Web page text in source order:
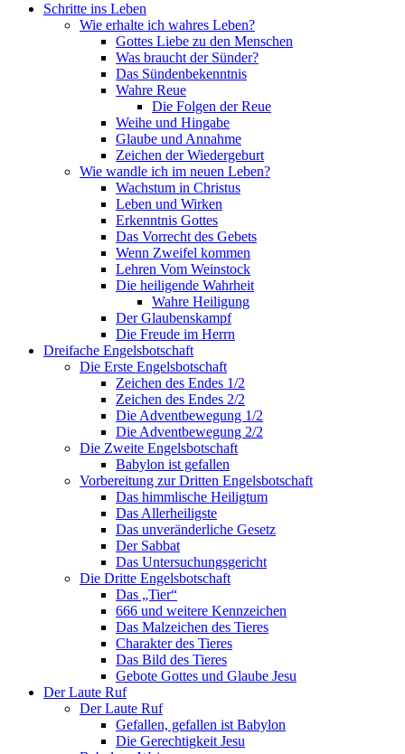
Schritte ins Leben
Wie erhalte ich wahres Leben?
Gottes Liebe zu den Menschen
Was braucht der Sünder?
Das Sündenbekenntnis
Wahre Reue
Die Folgen der Reue
Weihe und Hingabe
Glaube und Annahme
Zeichen der Wiedergeburt
Wie wandle ich im neuen Leben?
Wachstum in Christus
Leben und Wirken
Erkenntnis Gottes
Das Vorrecht des Gebets
Wenn Zweifel kommen
Lehren Vom Weinstock
Die heiligende Wahrheit
Wahre Heiligung
Der Glaubenskampf
Die Freude im Herrn
Dreifache Engelsbotschaft
Die Erste Engelsbotschaft
Zeichen des Endes 1/2
Zeichen des Endes 2/2
Die Adventbewegung 1/2
Die Adventbewegung 2/2
Die Zweite Engelsbotschaft
Babylon ist gefallen
Vorbereitung zur Dritten Engelsbotschaft
Das himmlische Heiligtum
Das Allerheiligste
Das unveränderliche Gesetz
Der Sabbat
Das Untersuchungsgericht
Die Dritte Engelsbotschaft
Das „Tier“
666 und weitere Kennzeichen
Das Malzeichen des Tieres
Charakter des Tieres
Das Bild des Tieres
Gebote Gottes und Glaube Jesu
Der Laute Ruf
Der Laute Ruf
Gefallen, gefallen ist Babylon
Die Gerechtigkeit Jesu